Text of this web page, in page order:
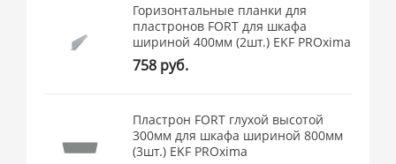
Горизонтальные планки для
пластронов FORT для шкафа
шириной 400мм (2шт.) EKF PROxima
758 руб.
Пластрон FORT глухой высотой
300мм для шкафа шириной 800мм
(3шт.) EKF PROxima